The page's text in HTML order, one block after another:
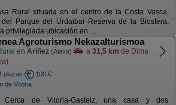
Rural situada en el centro de la Costa Vasca,
del Parque del Urdaibai Reserva de la Biosfera,
privilegiada ubicación en ...
Agroturismo Nekazalturismoa
en Ariñez (Álava) a 31,5 km de Dima
plazas
100 €
de Vitoria
Cerca de Vitoria-Gasteiz, una casa y dos